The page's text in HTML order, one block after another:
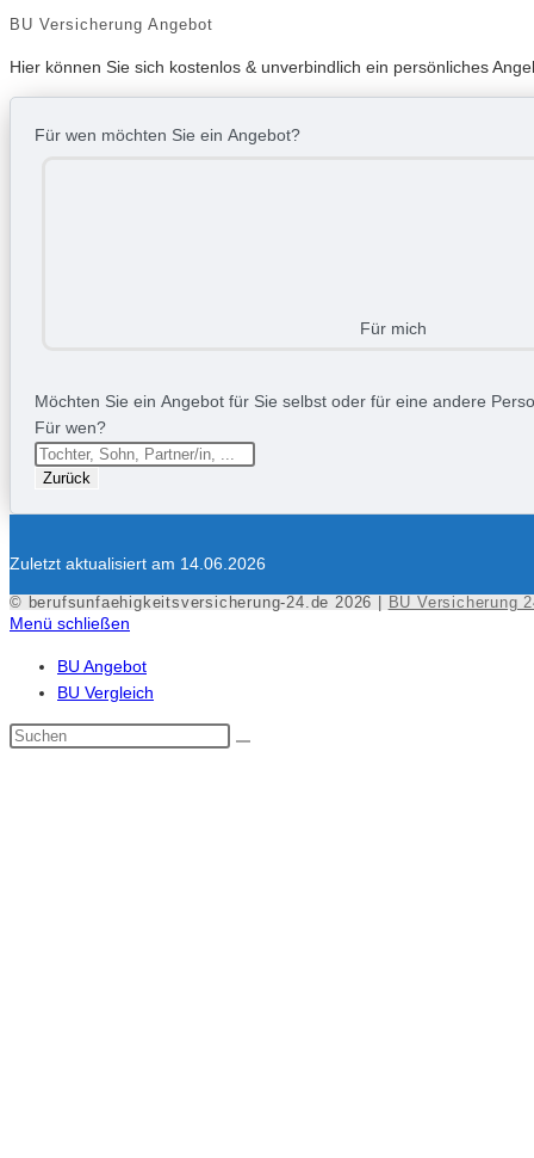
BU Versicherung Angebot
Hier können Sie sich kostenlos & unverbindlich ein persönliches
Für wen möchten Sie ein Angebot?
Für mich
Möchten Sie ein Angebot für Sie selbst oder für eine andere
Für wen?
Zurück
Zuletzt aktualisiert am 14.06.2026
© berufsunfaehigkeitsversicherung-24.de 2026 | BU Versicherung
Menü schließen
BU Angebot
BU Vergleich
Diese